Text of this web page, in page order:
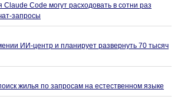
Code могут расходовать в сотни раз
запросы
ИИ-центр и планирует развернуть 70 тысяч
жилья по запросам на естественном языке